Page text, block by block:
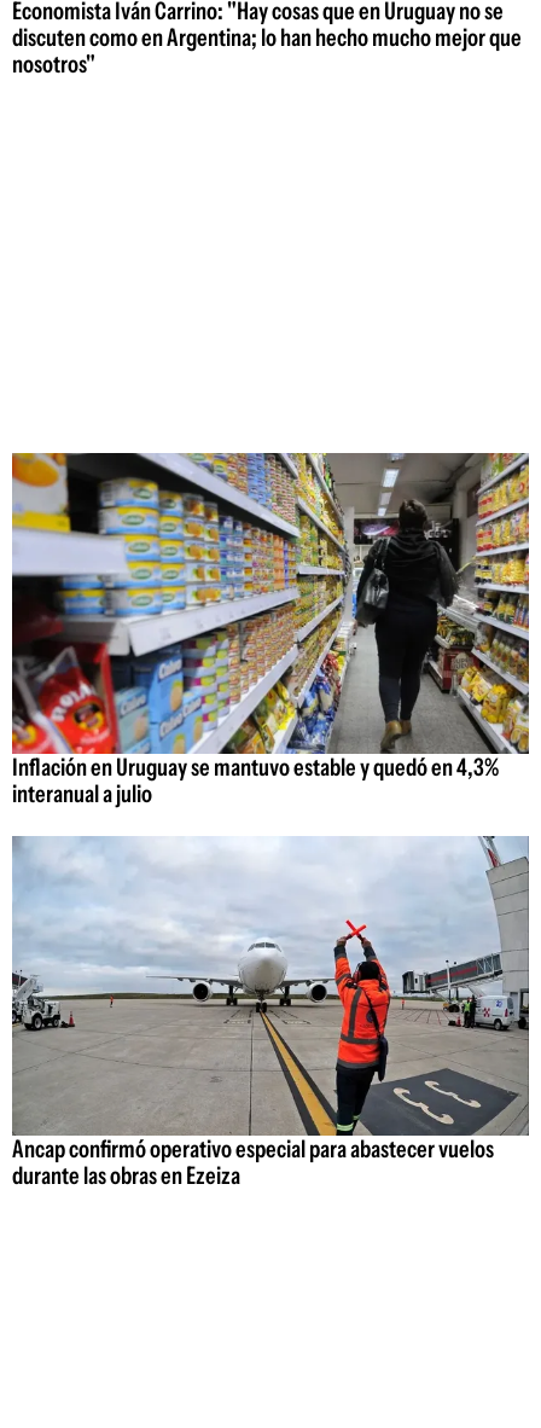
Economista Iván Carrino: "Hay cosas que en Uruguay no se
discuten como en Argentina; lo han hecho mucho mejor que
nosotros"
Inflación en Uruguay se mantuvo estable y quedó en 4,3%
interanual a julio
Ancap confirmó operativo especial para abastecer vuelos
durante las obras en Ezeiza